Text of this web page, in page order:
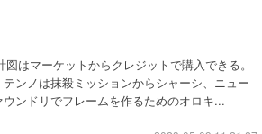
はマーケットからクレジットで購入できる。
ンノは抹殺ミッションからシャーシ、ニュー
ンドリでフレームを作るためのオロキ...